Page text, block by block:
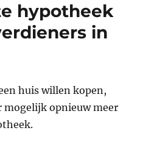
nieuwe
box-
3
hypotheek
in
huis willen kopen,
mogelijk opnieuw meer